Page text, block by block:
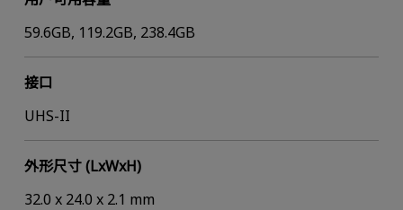
59.6GB, 119.2GB, 238.4GB
接口
UHS-II
外形尺寸 (LxWxH)
32.0 x 24.0 x 2.1 mm